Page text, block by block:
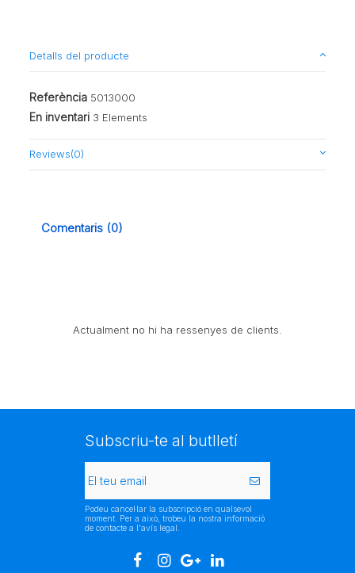
Detalls del producte
Referència 5013000
En inventari 3 Elements
Reviews(0)
Comentaris (0)
Actualment no hi ha ressenyes de clients.
Subscriu-te al butlletí
Podeu cancel·lar la subscripció en qualsevol
moment. Per a això, trobeu la nostra informació
de contacte a l'avís legal.